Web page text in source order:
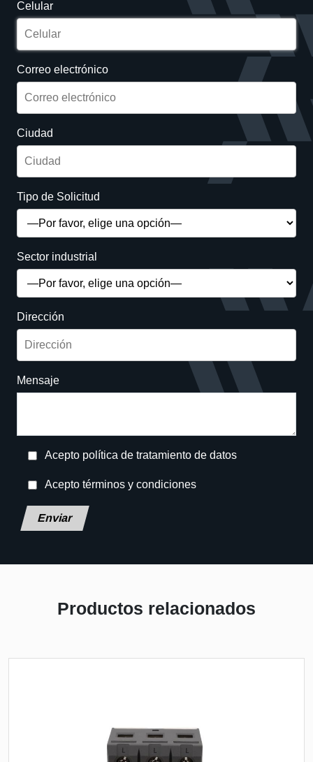
Celular
Correo electrónico
Ciudad
Tipo de Solicitud
Sector industrial
Dirección
Mensaje
Acepto política de tratamiento de datos
Acepto términos y condiciones
Deja este campo en blanco, por favor.
Productos relacionados